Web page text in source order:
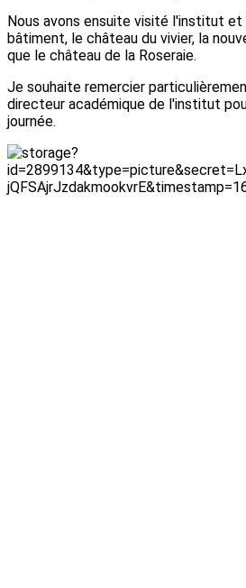
Nous avons ensuite visité l'institut
bâtiment, le château du vivier, la
que le château de la Roseraie.
Je souhaite remercier
directeur académique de l'institut
journée.